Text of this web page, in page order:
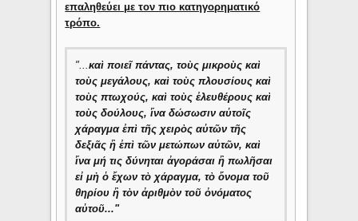
επαληθεύει με τον πιο κατηγορηματικό
τρόπο.
"...καὶ ποιεῖ πάντας, τοὺς μικροὺς καὶ
τοὺς μεγάλους, καὶ τοὺς πλουσίους καὶ
τοὺς πτωχούς, καὶ τοὺς ἐλευθέρους καὶ
τοὺς δούλους, ἵνα δώσωσιν αὐτοῖς
χάραγμα ἐπὶ τῆς χειρὸς αὐτῶν τῆς
δεξιᾶς ἢ ἐπὶ τῶν μετώπων αὐτῶν, καὶ
ἵνα μή τις δύνηται ἀγοράσαι ἢ πωλῆσαι
εἰ μὴ ὁ ἔχων τὸ χάραγμα, τὸ ὄνομα τοῦ
θηρίου ἢ τὸν ἀριθμὸν τοῦ ὀνόματος
αὐτοῦ..."